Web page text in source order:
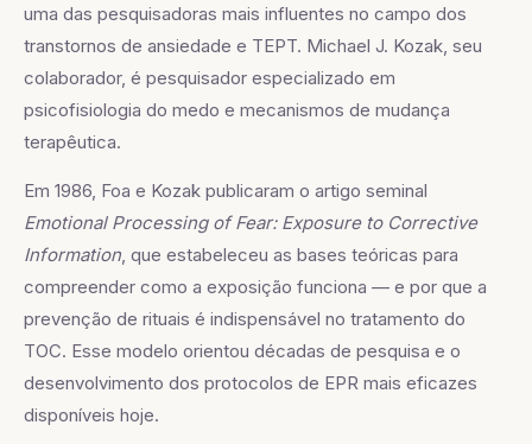
uma das pesquisadoras mais influentes no campo dos
transtornos de ansiedade e TEPT. Michael J. Kozak, seu
colaborador, é pesquisador especializado em
psicofisiologia do medo e mecanismos de mudança
terapêutica.
Em 1986, Foa e Kozak publicaram o artigo seminal
Emotional Processing of Fear: Exposure to Corrective
Information, que estabeleceu as bases teóricas para
compreender como a exposição funciona — e por que a
prevenção de rituais é indispensável no tratamento do
TOC. Esse modelo orientou décadas de pesquisa e o
desenvolvimento dos protocolos de EPR mais eficazes
disponíveis hoje.